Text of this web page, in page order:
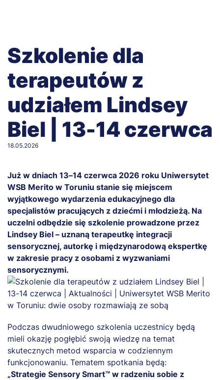
Szkolenie dla
terapeutów z
udziałem Lindsey
Biel | 13-14 czerwca
18.05.2026
Już w dniach 13–14 czerwca 2026 roku Uniwersytet
WSB Merito w Toruniu stanie się miejscem
wyjątkowego wydarzenia edukacyjnego dla
specjalistów pracujących z dziećmi i młodzieżą. Na
uczelni odbędzie się szkolenie prowadzone przez
Lindsey Biel – uznaną terapeutkę integracji
sensorycznej, autorkę i międzynarodową ekspertkę
w zakresie pracy z osobami z wyzwaniami
sensorycznymi.
Podczas dwudniowego szkolenia uczestnicy będą
mieli okazję pogłębić swoją wiedzę na temat
skutecznych metod wsparcia w codziennym
funkcjonowaniu. Tematem spotkania będą:
„Strategie Sensory Smart™ w radzeniu sobie z